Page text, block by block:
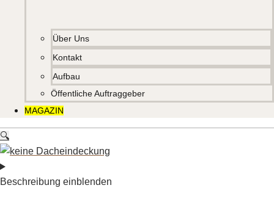
Über Uns
Kontakt
Aufbau
Öffentliche Auftraggeber
MAGAZIN
🔍
Beschreibung einblenden